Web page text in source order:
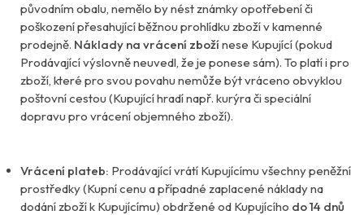
původním obalu, nemělo by nést známky opotřebení či
poškození přesahující běžnou prohlídku zboží v kamenné
prodejně. Náklady na vrácení zbožínese Kupující (pokud
Prodávající výslovně neuvedl, že je ponese sám). To platí i pro
zboží, které pro svou povahu nemůže být vráceno obvyklou
poštovní cestou (Kupující hradí např. kurýra či speciální
dopravu pro vrácení objemného zboží).
Vrácení plateb: Prodávající vrátí Kupujícímu všechny peněžní
prostředky (Kupní cenu a případné zaplacené náklady na
dodání zboží k Kupujícímu) obdržené od Kupujícího do 14 dnů